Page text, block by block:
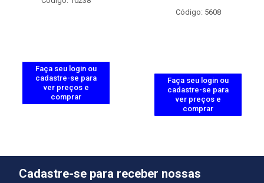
Faça seu login ou
cadastre-se para
ver preços e
comprar
Código: 5608
Faça seu login ou
cadastre-se para
ver preços e
comprar
Cadastre-se para receber nossas